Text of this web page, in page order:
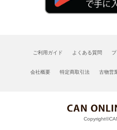
ご利用ガイド よくある質問
会社概要 特定商取引法 古物営